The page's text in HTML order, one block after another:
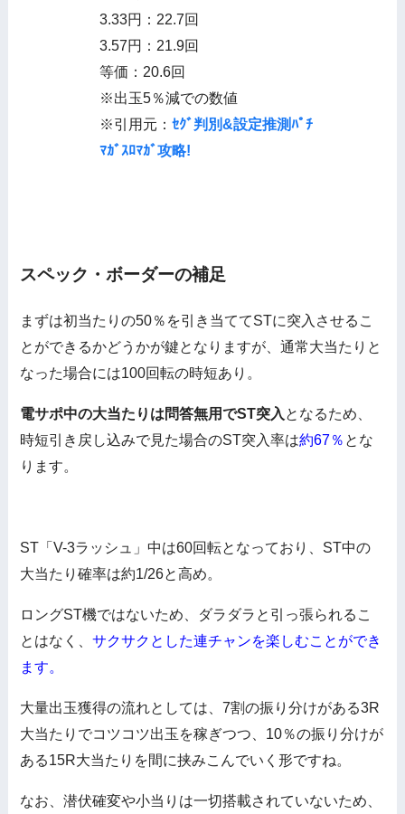
3.33円：22.7回
3.57円：21.9回
等価：20.6回
※出玉5％減での数値
※引用元：ｾｸﾞ判別&設定推測ﾊﾟﾁ
ﾏｶﾞｽﾛﾏｶﾞ攻略!
スペック・ボーダーの補足
まずは初当たりの50％を引き当ててSTに突入させるこ
とができるかどうかが鍵となりますが、通常大当たりと
なった場合には100回転の時短あり。
電サポ中の大当たりは問答無用でST突入 となるため、
時短引き戻し込みで見た場合のST突入率は約67％ とな
ります。
ST「V-3ラッシュ」中は60回転となっており、ST中の
大当たり確率は約1/26と高め。
ロングST機ではないため、ダラダラと引っ張られるこ
とはなく、サクサクとした連チャンを楽しむことができ
ます。
大量出玉獲得の流れとしては、7割の振り分けがある3R
大当たりでコツコツ出玉を稼ぎつつ、10％の振り分けが
ある15R大当たりを間に挟みこんでいく形ですね。
なお、潜伏確変や小当りは一切搭載されていないため、